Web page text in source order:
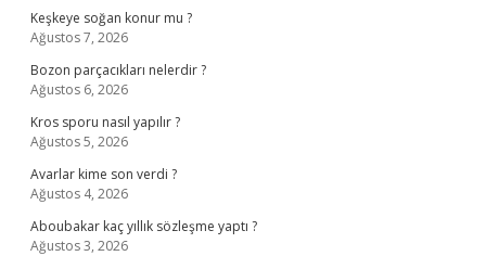
Keşkeye soğan konur mu ?
Ağustos 7, 2026
Bozon parçacıkları nelerdir ?
Ağustos 6, 2026
Kros sporu nasıl yapılır ?
Ağustos 5, 2026
Avarlar kime son verdi ?
Ağustos 4, 2026
Aboubakar kaç yıllık sözleşme yaptı ?
Ağustos 3, 2026